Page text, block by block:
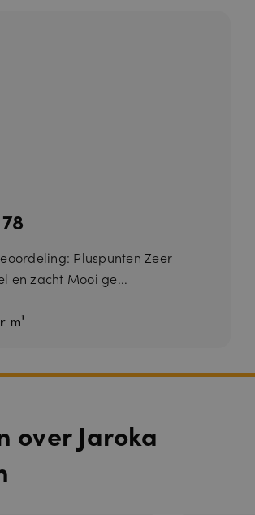
Pluspunten Zeer
en zacht Mooi ge...
m¹
over Jaroka